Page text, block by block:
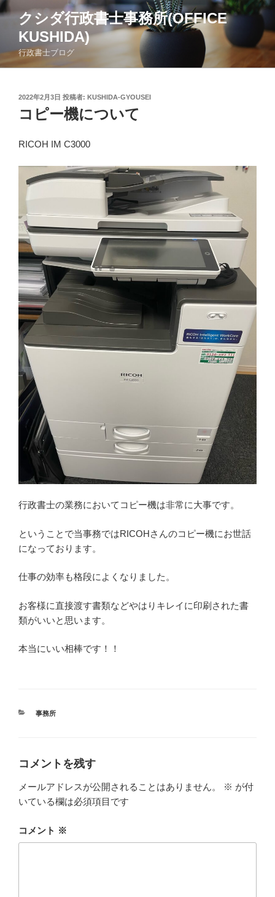
コ
ン
ツ
クシダ行政書士事務所(OFFICE
KUSHIDA)
行政書士ブログ
投
日:
2022年2月3日 投稿者: KUSHIDA-GYOUSEI
コピー機について
RICOH IM C3000
行政書士の業務においてコピー機は非常に大事です。
ということで当事務ではRICOHさんのコピー機にお世話
になっております。
仕事の効率も格段によくなりました。
お客様に直接渡す書類などやはりキレイに印刷された書
類がいいと思います。
本当にいい相棒です！！
カ
事務所
コメントを残す
メールアドレスが公開されることはありません。 ※ が付
いている欄は必須項目です
コメント ※